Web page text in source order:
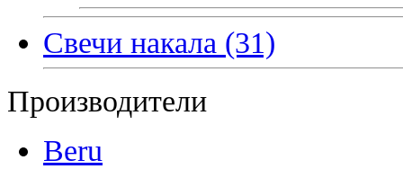
Свечи накала (31)
Производители
Beru